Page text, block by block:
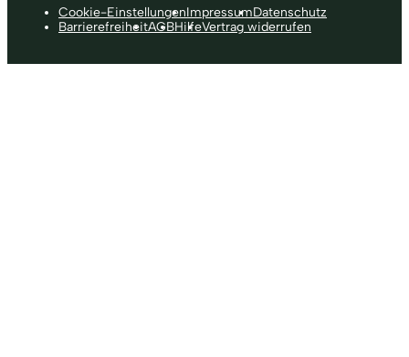
Cookie-EinstellungenImpressumDatenschutz
BarrierefreiheitAGBHilfeVertrag widerrufen